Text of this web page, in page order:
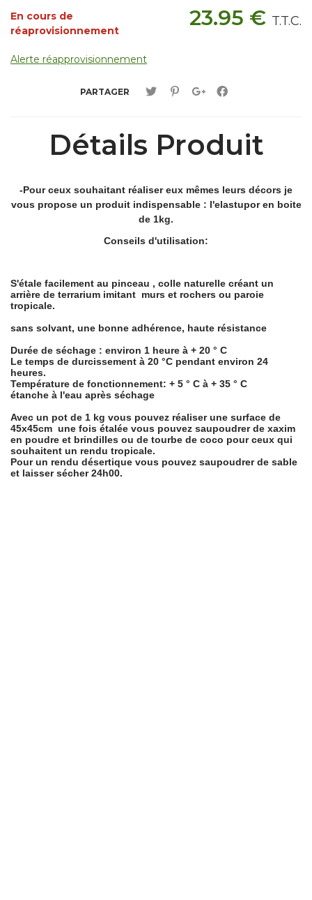
23.95 € T.T.C.
En cours de
réaprovisionnement
Alerte réapprovisionnement
PARTAGER
Détails Produit
-Pour ceux souhaitant réaliser eux mêmes leurs décors je
vous propose un produit indispensable : l'elastupor en boite
de 1kg.
Conseils d'utilisation:
S'étale facilement au pinceau , colle naturelle créant un
arrière de terrarium imitant  murs et rochers ou paroie
tropicale.
sans solvant, une bonne adhérence, haute résistance
Durée de séchage : environ 1 heure à + 20 ° C
Le temps de durcissement à 20 °C pendant environ 24
heures.
Température de fonctionnement: + 5 ° C à + 35 ° C
étanche à l'eau après séchage
Avec un pot de 1 kg vous pouvez réaliser une surface de
45x45cm  une fois étalée vous pouvez saupoudrer de xaxim
en poudre et brindilles ou de tourbe de coco pour ceux qui
souhaitent un rendu tropicale.
Pour un rendu désertique vous pouvez saupoudrer de sable
et laisser sécher 24h00.